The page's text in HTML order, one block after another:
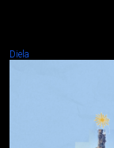
Diela